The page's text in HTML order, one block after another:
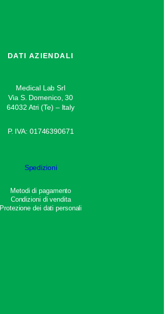
DATI AZIENDALI
Medical Lab Srl
Via S. Domenico, 30
64032 Atri (Te) – Italy
P. IVA: 01746390671
Spedizioni
Metodi di pagamento
Condizioni di vendita
Protezione dei dati personali